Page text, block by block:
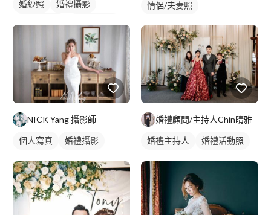
婚紗照
婚禮攝影
類婚紗
NICK Yang 攝影師
個人寫真
婚禮攝影
情侶/夫妻照
婚禮顧問/主持人Chin晴雅
婚禮主持人
婚禮活動照